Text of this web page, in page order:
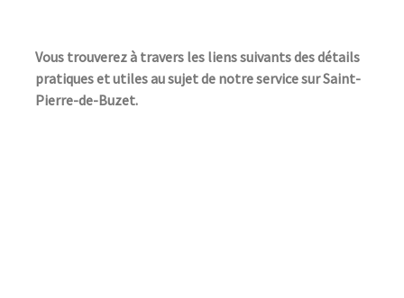
Vous trouverez à travers les liens suivants des détails
pratiques et utiles au sujet de notre service sur Saint-
Pierre-de-Buzet.